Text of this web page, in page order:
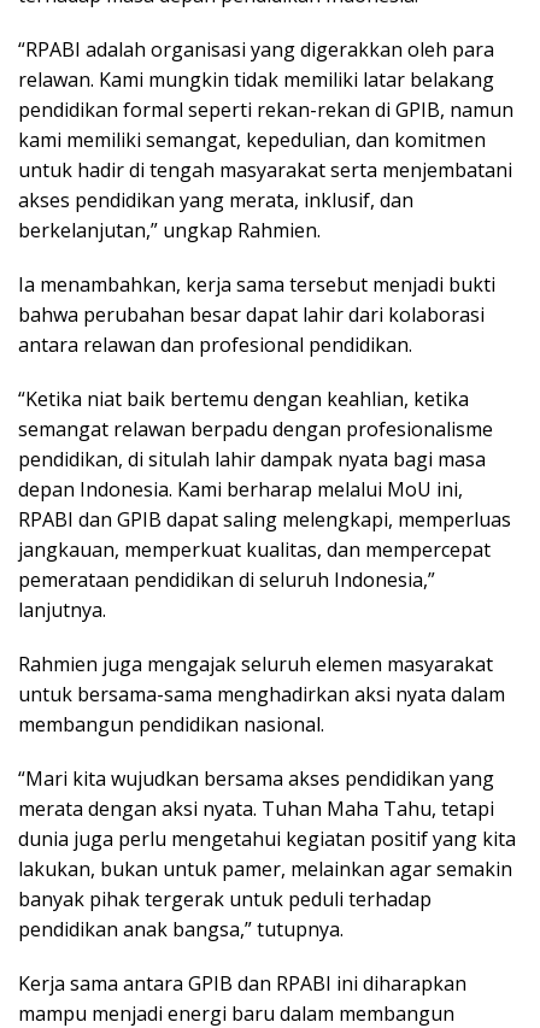
“RPABI adalah organisasi yang digerakkan oleh para
relawan. Kami mungkin tidak memiliki latar belakang
pendidikan formal seperti rekan-rekan di GPIB, namun
kami memiliki semangat, kepedulian, dan komitmen
untuk hadir di tengah masyarakat serta menjembatani
akses pendidikan yang merata, inklusif, dan
berkelanjutan,” ungkap Rahmien.
Ia menambahkan, kerja sama tersebut menjadi bukti
bahwa perubahan besar dapat lahir dari kolaborasi
antara relawan dan profesional pendidikan.
“Ketika niat baik bertemu dengan keahlian, ketika
semangat relawan berpadu dengan profesionalisme
pendidikan, di situlah lahir dampak nyata bagi masa
depan Indonesia. Kami berharap melalui MoU ini,
RPABI dan GPIB dapat saling melengkapi, memperluas
jangkauan, memperkuat kualitas, dan mempercepat
pemerataan pendidikan di seluruh Indonesia,”
lanjutnya.
Rahmien juga mengajak seluruh elemen masyarakat
untuk bersama-sama menghadirkan aksi nyata dalam
membangun pendidikan nasional.
“Mari kita wujudkan bersama akses pendidikan yang
merata dengan aksi nyata. Tuhan Maha Tahu, tetapi
dunia juga perlu mengetahui kegiatan positif yang kita
lakukan, bukan untuk pamer, melainkan agar semakin
banyak pihak tergerak untuk peduli terhadap
pendidikan anak bangsa,” tutupnya.
Kerja sama antara GPIB dan RPABI ini diharapkan
mampu menjadi energi baru dalam membangun